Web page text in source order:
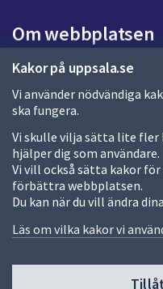
Kakor på uppsala.se
Vi använder nödvändiga
ska fungera.
Vi skulle vilja sätta lite
hjälper dig som användare.
Vi vill också sätta kakor
förbättra webbplatsen.
Du kan när du vill ändra
Läs om vilka kakor vi
d
a
Om webbplatsen
Om webbplatsen
Allmänna handlingar
Behandling av
Kakor
Språk (other languages)